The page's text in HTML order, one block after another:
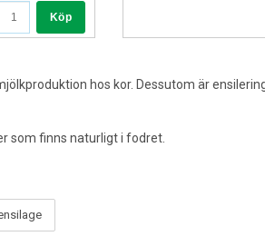
Köp
hos kor. Dessutom är
som finns naturligt i fodret.
för lite näring, det vill säga socker, för att
packad med för mycket luft kvar i silon.